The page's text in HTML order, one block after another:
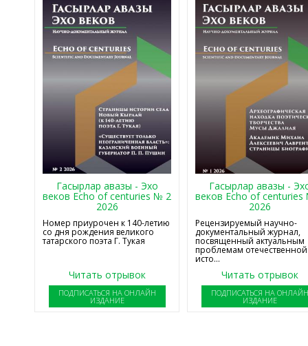
Гасырлар авазы - Эхо
веков Echo of centuries № 2
2026
Номер приурочен к 140-летию
со дня рождения великого
татарского поэта Г. Тукая
Читать отрывок
ПОДПИСАТЬСЯ НА ОНЛАЙН
ИЗДАНИЕ
Гасырлар авазы -
веков Echo of
2026
Рецензируемый научно-
документальный журнал,
посвященный актуальным
проблемам отечественной
исто...
Читать отрывок
ПОДПИСАТЬСЯ НА
ИЗДАНИЕ